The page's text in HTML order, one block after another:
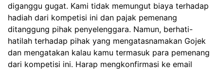
diganggu gugat. Kami tidak memungut biaya terhadap
hadiah dari kompetisi ini dan pajak pemenang
ditanggung pihak penyelenggara. Namun, berhati-
hatilah terhadap pihak yang mengatasnamakan Gojek
dan mengatakan kalau kamu termasuk para pemenang
dari kompetisi ini. Harap mengkonfirmasi ke email